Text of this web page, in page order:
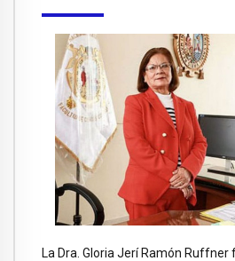
La Dra. Gloria Jerí Ramón